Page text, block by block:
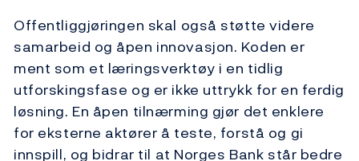
Offentliggjøringen skal også støtte videre
samarbeid og åpen innovasjon. Koden er
ment som et læringsverktøy i en tidlig
utforskingsfase og er ikke uttrykk for en ferdig
løsning. En åpen tilnærming gjør det enklere
for eksterne aktører å teste, forstå og gi
innspill, og bidrar til at Norges Bank står bedre